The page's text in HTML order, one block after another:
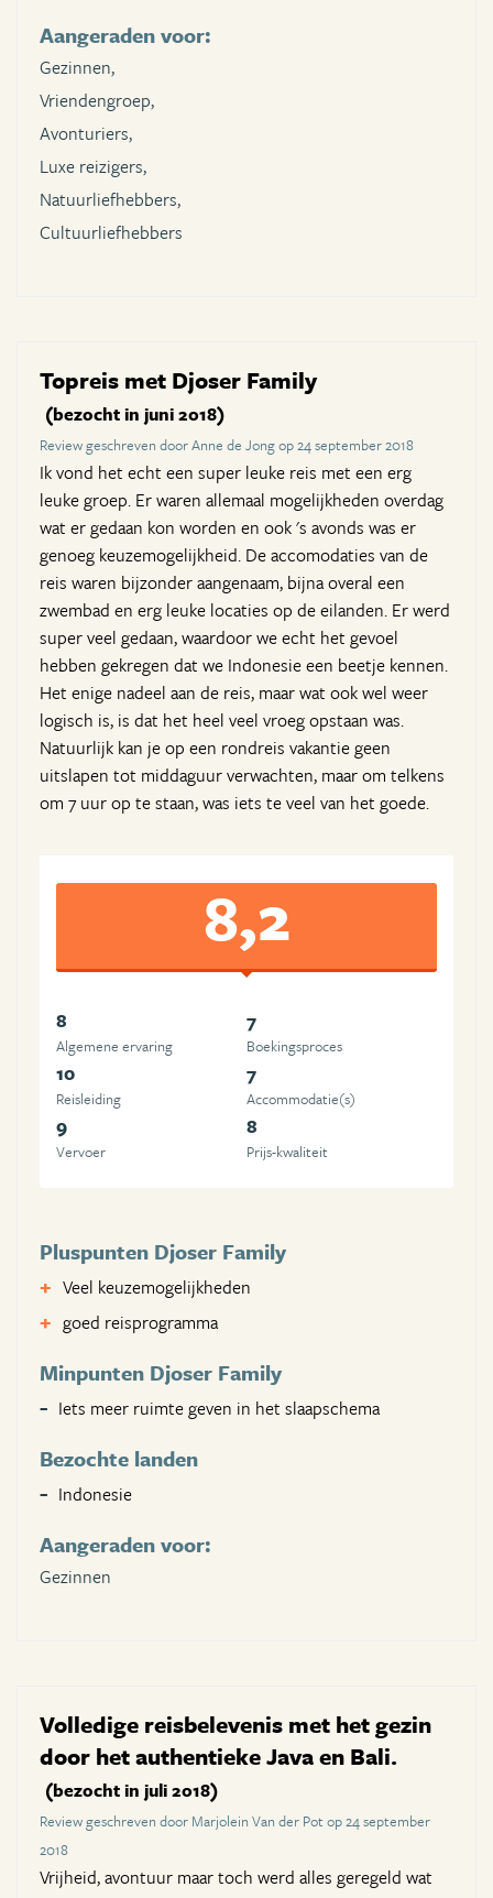
Aangeraden voor:
Gezinnen,
Vriendengroep,
Avonturiers,
Luxe reizigers,
Natuurliefhebbers,
Cultuurliefhebbers
Topreis met Djoser Family
(bezocht in juni 2018)
Review geschreven door Anne de Jong op 24 september 2018
Ik vond het echt een super leuke reis met een erg
leuke groep. Er waren allemaal mogelijkheden overdag
wat er gedaan kon worden en ook 's avonds was er
genoeg keuzemogelijkheid. De accomodaties van de
reis waren bijzonder aangenaam, bijna overal een
zwembad en erg leuke locaties op de eilanden. Er werd
super veel gedaan, waardoor we echt het gevoel
hebben gekregen dat we Indonesie een beetje kennen.
Het enige nadeel aan de reis, maar wat ook wel weer
logisch is, is dat het heel veel vroeg opstaan was.
Natuurlijk kan je op een rondreis vakantie geen
uitslapen tot middaguur verwachten, maar om telkens
om 7 uur op te staan, was iets te veel van het goede.
8,2
8
Algemene ervaring
7
Boekingsproces
10
Reisleiding
7
Accommodatie(s)
9
Vervoer
8
Prijs-kwaliteit
Pluspunten Djoser Family
Veel keuzemogelijkheden
goed reisprogramma
Minpunten Djoser Family
Iets meer ruimte geven in het slaapschema
Bezochte landen
Indonesie
Aangeraden voor:
Gezinnen
Volledige reisbelevenis met het gezin
door het authentieke Java en Bali.
(bezocht in juli 2018)
Review geschreven door Marjolein Van der Pot op 24 september
2018
Vrijheid, avontuur maar toch werd alles geregeld wat